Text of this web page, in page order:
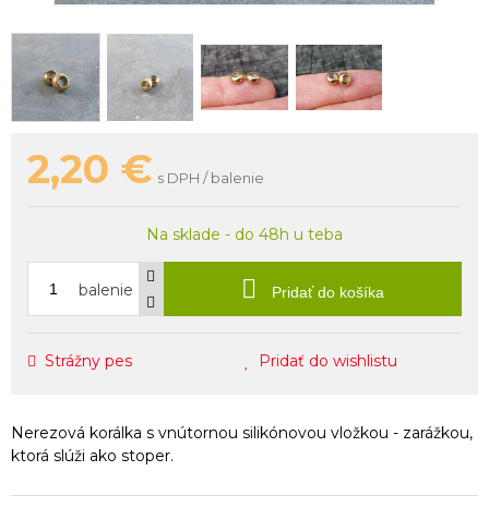
2,20 € s DPH / balenie
Na sklade - do 48h u teba
balenie Pridať do košíka
Strážny pes Pridať do wishlistu
Nerezová korálka s vnútornou silikónovou vložkou - zarážkou,
ktorá slúži ako stoper.